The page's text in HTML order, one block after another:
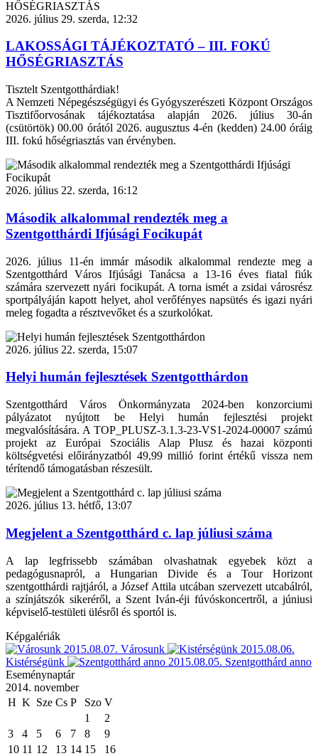
2026. július 29. szerda, 12:32
LAKOSSÁGI TÁJÉKOZTATÓ – III. FOKÚ
HŐSÉGRIASZTÁS
Tisztelt Szentgotthárdiak!
A Nemzeti Népegészségügyi és Gyógyszerészeti Központ Országos
Tisztifőorvosának tájékoztatása alapján 2026. július 30-án
(csütörtök) 00.00 órától 2026. augusztus 4-én (kedden) 24.00 óráig
III. fokú hőségriasztás van érvényben.
2026. július 22. szerda, 16:12
Második alkalommal rendezték meg a
Szentgotthárdi Ifjúsági Focikupát
2026. július 11-én immár második alkalommal rendezte meg a
Szentgotthárd Város Ifjúsági Tanácsa a 13-16 éves fiatal fiúk
számára szervezett nyári focikupát. A torna ismét a zsidai városrész
sportpályáján kapott helyet, ahol verőfényes napsütés és igazi nyári
meleg fogadta a résztvevőket és a szurkolókat.
2026. július 22. szerda, 15:07
Helyi humán fejlesztések Szentgotthárdon
Szentgotthárd Város Önkormányzata 2024-ben konzorciumi
pályázatot nyújtott be Helyi humán fejlesztési projekt
megvalósítására. A TOP_PLUSZ-3.1.3-23-VS1-2024-00007 számú
projekt az Európai Szociális Alap Plusz és hazai központi
költségvetési előirányzatból 49,99 millió forint értékű vissza nem
térítendő támogatásban részesült.
2026. július 13. hétfő, 13:07
Megjelent a Szentgotthárd c. lap júliusi száma
A lap legfrissebb számában olvashatnak egyebek közt a
pedagógusnapról, a Hungarian Divide és a Tour Horizont
szentgotthárdi rajtjáról, a József Attila utcában szervezett utcabálról,
a színjátszók sikeréről, a Szent Iván-éji fúvóskoncertről, a júniusi
képviselő-testületi ülésről és sportól is.
Képgalériák
2015.08.07. Városunk
2015.08.06.
Kistérségünk
2015.08.05. Szentgotthárd anno
Eseménynaptár
2014. november
H K Sze Cs P Szo V
1
2
3
4 5 6 7 8
9
10 11 12 13 14 15
16